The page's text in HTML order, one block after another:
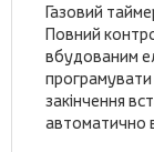
Газовий
Повний
вбудованим
закінчення
автоматично